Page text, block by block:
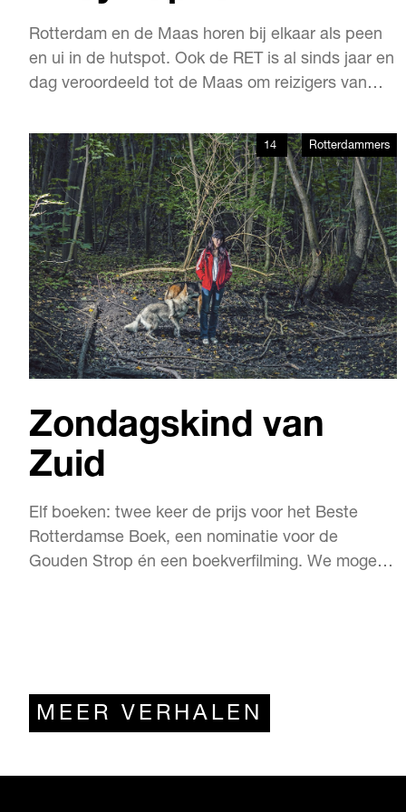
Rotterdam en de Maas horen bij elkaar als peen
en ui in de hutspot. Ook de RET is al sinds jaar en
dag veroordeeld tot de Maas om reizigers van
grote kracht van de stad, maar ook een keiharde
grens, zo stelt RET-directeur Pedro Peters.
Kunnen we het met die Maas nog leuker maken?
Ja h…
14 Rotterdammers
Zondagskind van
Zuid
Elf boeken: twee keer de prijs voor het Beste
Rotterdamse Boek, een nominatie voor de
Gouden Strop én een boekverfilming. We mogen
MEER VERHALEN